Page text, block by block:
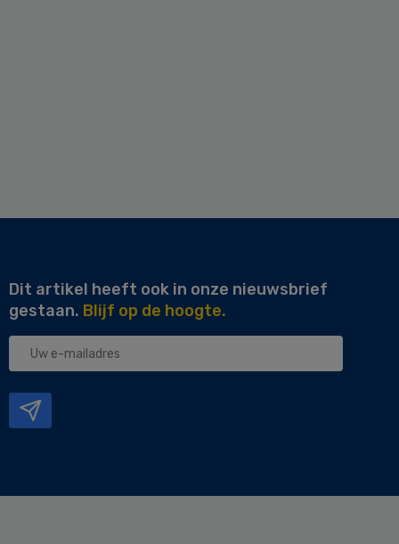
Dit artikel heeft ook in onze nieuwsbrief
gestaan. Blijf op de hoogte.
Uw